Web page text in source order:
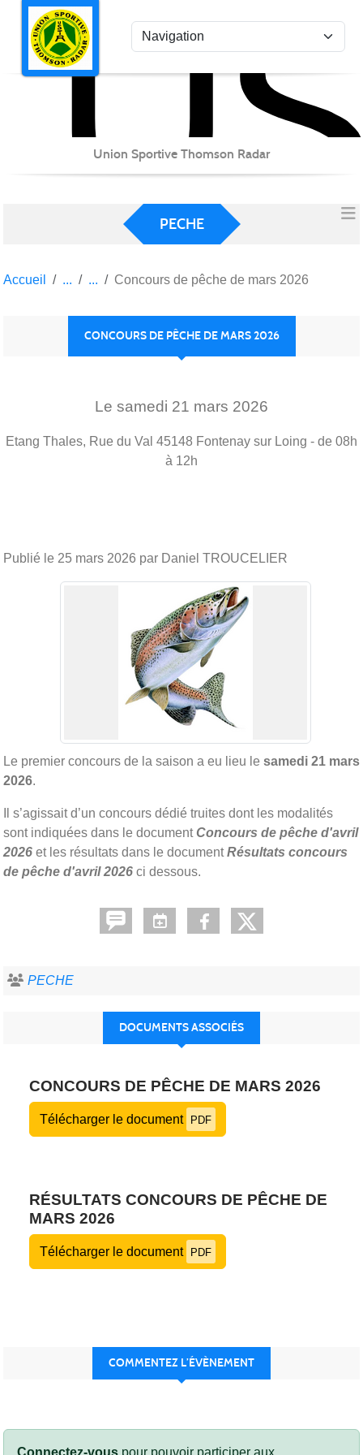
Union Sportive Thomson Radar
PECHE
Accueil Concours de pêche de mars 2026
CONCOURS DE PÊCHE DE MARS 2026
Le samedi 21 mars 2026
Etang Thales, Rue du Val 45148 Fontenay sur Loing - de 08h
à 12h
Publié le 25 mars 2026 par Daniel TROUCELIER
Le premier concours de la saison a eu lieu le samedi 21 mars
2026.
Il s’agissait d’un concours dédié truites dont les modalités
sont indiquées dans le documentConcours de pêche d'avril
2026 et les résultats dans le documentRésultats concours
de pêche d'avril 2026 ci dessous.
PECHE
DOCUMENTS ASSOCIÉS
CONCOURS DE PÊCHE DE MARS 2026
Télécharger le document PDF
RÉSULTATS CONCOURS DE PÊCHE DE
MARS 2026
Télécharger le document PDF
COMMENTEZ L’ÉVÈNEMENT
Connectez-vous pour pouvoir participer aux
Panneau de gestion des cookies